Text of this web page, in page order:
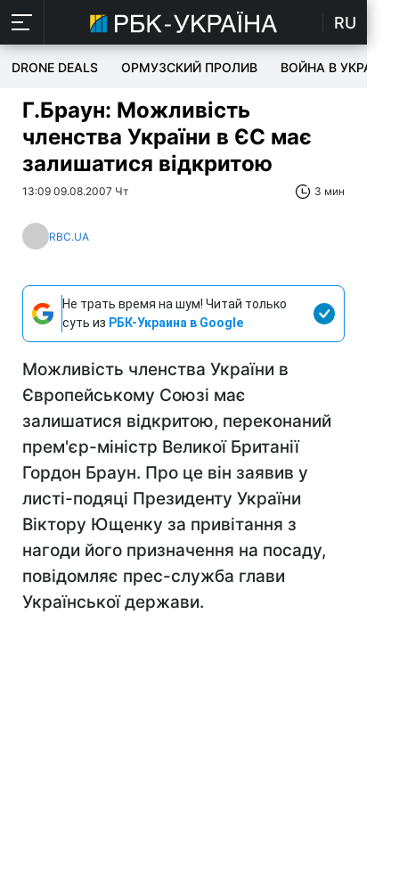
RU
DRONE DEALS ОРМУЗСКИЙ ПРОЛИВ ВОЙНА В УКРАИНЕ
Г.Браун: Можливість
членства України в ЄС має
залишатися відкритою
13:09 09.08.2007 Чт 3 мин
RBC.UA
Не трать время на шум! Читай только
суть из РБК-Украина в Google
Можливість членства України в
Європейському Союзі має
залишатися відкритою, переконаний
прем'єр-міністр Великої Британії
Гордон Браун. Про це він заявив у
листі-подяці Президенту України
Віктору Ющенку за привітання з
нагоди його призначення на посаду,
повідомляє прес-служба глави
Української держави.